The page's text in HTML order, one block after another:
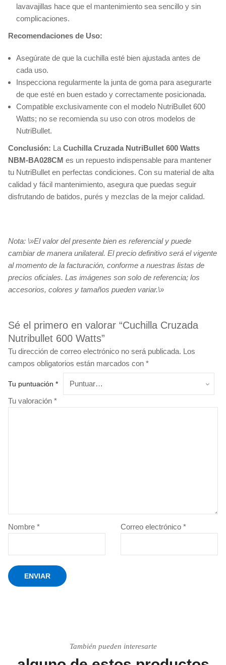
lavavajillas hace que el mantenimiento sea sencillo y sin
complicaciones.
Recomendaciones de Uso:
Asegúrate de que la cuchilla esté bien ajustada antes de
cada uso.
Inspecciona regularmente la junta de goma para asegurarte
de que esté en buen estado y correctamente posicionada.
Compatible exclusivamente con el modelo NutriBullet 600
Watts; no se recomienda su uso con otros modelos de
NutriBullet.
Conclusión: La Cuchilla Cruzada NutriBullet 600 Watts
NBM-BA028CM es un repuesto indispensable para mantener
tu NutriBullet en perfectas condiciones. Con su material de alta
calidad y fácil mantenimiento, asegura que puedas seguir
disfrutando de batidos, purés y mezclas de la mejor calidad.
Nota: \»El valor del presente bien es referencial y puede
cambiar de manera unilateral. El precio definitivo será el vigente
al momento de la facturación, conforme a nuestras listas de
precios oficiales. Las imágenes son solo de referencia; los
accesorios, colores y tamaños pueden variar.\»
Sé el primero en valorar “Cuchilla Cruzada
Nutribullet 600 Watts”
Tu dirección de correo electrónico no será publicada. Los
campos obligatorios están marcados con *
Tu puntuación *
Tu valoración *
Nombre * Correo electrónico *
También pueden interesarte